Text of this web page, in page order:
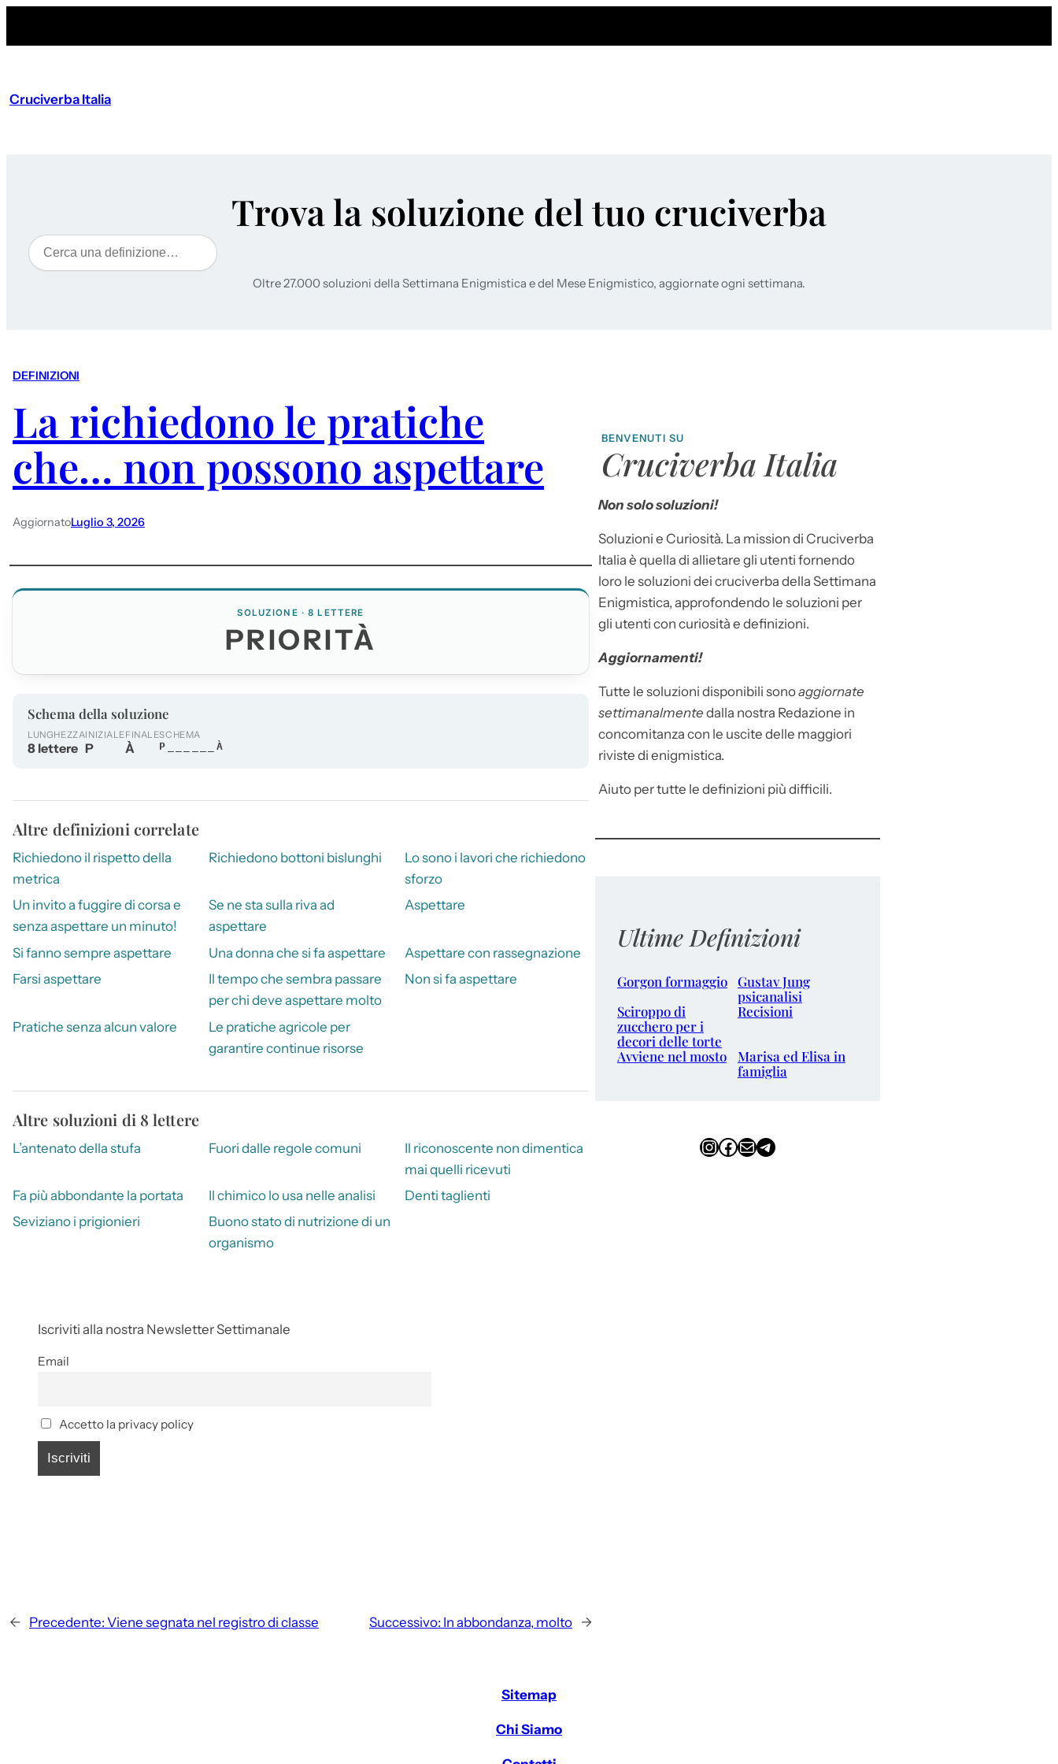
Cruciverba Italia
Trova la soluzione del tuo cruciverba
Cerca
Oltre 27.000 soluzioni della Settimana Enigmistica e del Mese Enigmistico, aggiornate ogni settimana.
DEFINIZIONI
La richiedono le pratiche
che… non possono aspettare
AggiornatoLuglio 3, 2026
SOLUZIONE · 8 LETTERE
PRIORITÀ
Schema della soluzione
LUNGHEZZA
8 lettere
INIZIALE
P
FINALE
À
SCHEMA
P______À
Altre definizioni correlate
Richiedono il rispetto della
metrica
Richiedono bottoni bislunghi
Lo sono i lavori che richiedono
sforzo
Un invito a fuggire di corsa e
senza aspettare un minuto!
Se ne sta sulla riva ad
aspettare
Aspettare
Si fanno sempre aspettare Una donna che si fa aspettare
Aspettare con rassegnazione
Farsi aspettare
Il tempo che sembra passare
per chi deve aspettare molto
Non si fa aspettare
Pratiche senza alcun valore
Le pratiche agricole per
garantire continue risorse
Altre soluzioni di 8 lettere
L’antenato della stufa Fuori dalle regole comuni
Il riconoscente non dimentica
mai quelli ricevuti
Fa più abbondante la portata
Il chimico lo usa nelle analisi
Denti taglienti
Seviziano i prigionieri
Buono stato di nutrizione di un
organismo
Iscriviti alla nostra Newsletter Settimanale
Email
Accetto la privacy policy
← Precedente: Viene segnata nel registro di classe Successivo: In abbondanza, molto →
BENVENUTI SU
Cruciverba Italia
Non solo soluzioni!
Soluzioni e Curiosità. La mission di Cruciverba
Italia è quella di allietare gli utenti fornendo
loro le soluzioni dei cruciverba della Settimana
Enigmistica, approfondendo le soluzioni per
gli utenti con curiosità e definizioni.
Aggiornamenti!
Tutte le soluzioni disponibili sonoaggiornate
settimanalmente dalla nostra Redazione in
concomitanza con le uscite delle maggiori
riviste di enigmistica.
Aiuto per tutte le definizioni più difficili.
Ultime Definizioni
Gorgon formaggio Gustav Jung
psicanalisi
Sciroppo di
zucchero per i
decori delle torte
Recisioni
Avviene nel mosto
Marisa ed Elisa in
famiglia
InstagramFacebook Email Telegram
Sitemap
Chi Siamo